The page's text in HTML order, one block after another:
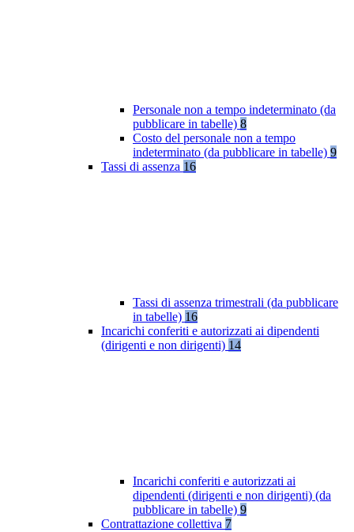
Personale non a tempo indeterminato (da
pubblicare in tabelle) 8
Costo del personale non a tempo
indeterminato (da pubblicare in tabelle) 9
Tassi di assenza 16
Tassi di assenza trimestrali (da pubblicare
in tabelle) 16
Incarichi conferiti e autorizzati ai dipendenti
(dirigenti e non dirigenti) 14
Incarichi conferiti e autorizzati ai
dipendenti (dirigenti e non dirigenti) (da
pubblicare in tabelle) 9
Contrattazione collettiva 7